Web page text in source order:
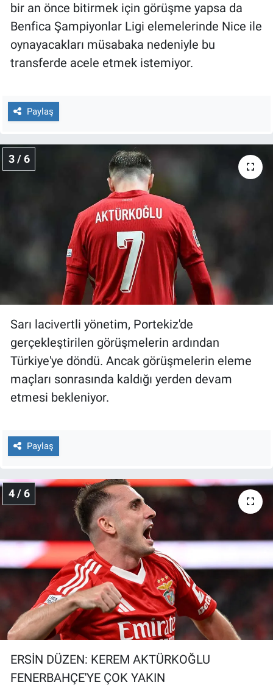
bir an önce bitirmek için görüşme yapsa da
Benfica Şampiyonlar Ligi elemelerinde Nice ile
oynayacakları müsabaka nedeniyle bu
transferde acele etmek istemiyor.
Paylaş
3 / 6
Sarı lacivertli yönetim, Portekiz'de
gerçekleştirilen görüşmelerin ardından
Türkiye'ye döndü. Ancak görüşmelerin eleme
maçları sonrasında kaldığı yerden devam
etmesi bekleniyor.
Paylaş
4 / 6
ERSİN DÜZEN: KEREM AKTÜRKOĞLU
FENERBAHÇE'YE ÇOK YAKIN
Yerel Yaşam
Canlı Yayın